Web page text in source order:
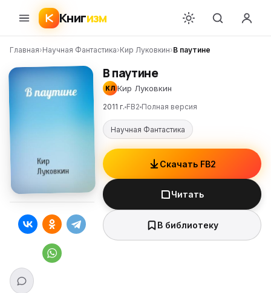
Книгизм
Главная›Научная Фантастика›Кир Луковкин›В паутине
В паутине
КЛ Кир Луковкин
2011 г. FB2 Полная версия
Научная Фантастика
Скачать FB2
Читать
В библиотеку